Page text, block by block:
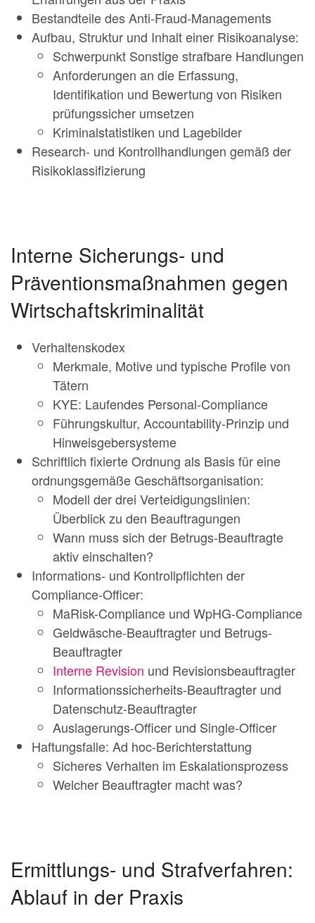
Bestandteile des Anti-Fraud-Managements
Aufbau, Struktur und Inhalt einer Risikoanalyse:
Schwerpunkt Sonstige strafbare Handlungen
Anforderungen an die Erfassung,
Identifikation und Bewertung von Risiken
prüfungssicher umsetzen
Kriminalstatistiken und Lagebilder
Research- und Kontrollhandlungen gemäß der
Risikoklassifizierung
Interne Sicherungs- und
Präventionsmaßnahmen gegen
Wirtschaftskriminalität
Verhaltenskodex
Merkmale, Motive und typische Profile von
Tätern
KYE: Laufendes Personal-Compliance
Führungskultur, Accountability-Prinzip und
Hinweisgebersysteme
Schriftlich fixierte Ordnung als Basis für eine
ordnungsgemäße Geschäftsorganisation:
Modell der drei Verteidigungslinien:
Überblick zu den Beauftragungen
Wann muss sich der Betrugs-Beauftragte
aktiv einschalten?
Informations- und Kontrollpflichten der
Compliance-Officer:
MaRisk-Compliance und WpHG-Compliance
Geldwäsche-Beauftragter und Betrugs-
Beauftragter
Interne Revision und Revisionsbeauftragter
Informationssicherheits-Beauftragter und
Datenschutz-Beauftragter
Auslagerungs-Officer und Single-Officer
Haftungsfalle: Ad hoc-Berichterstattung
Sicheres Verhalten im Eskalationsprozess
Welcher Beauftragter macht was?
Ermittlungs- und Strafverfahren:
Ablauf in der Praxis